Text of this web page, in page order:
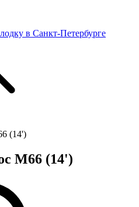
в Санкт-Петербурге
(14')
М66 (14')